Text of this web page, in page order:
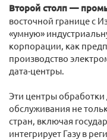
Второй столп —
восточной границе с
«умную»
корпорации, как
производство
дата-центры.
Эти центры
обслуживания не
стран, включая
интегрирует Газу в